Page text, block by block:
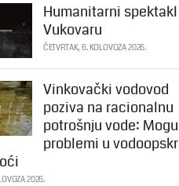
Humanitarni
Vukovaru
ČETVRTAK, 6. KOLOVOZA 2026.
Vinkovački vodovod
poziva na racionalnu
potrošnju vode:
problemi u
2026.